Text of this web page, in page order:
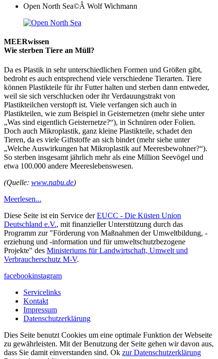
Open North Sea©Â Wolf Wichmann
MEERwissen
Wie sterben Tiere an Müll?
Da es Plastik in sehr unterschiedlichen Formen und Größen gibt,
bedroht es auch entsprechend viele verschiedene Tierarten. Tiere
können Plastikteile für ihr Futter halten und sterben dann entweder,
weil sie sich verschlucken oder ihr Verdauungstrakt von
Plastikteilchen verstopft ist. Viele verfangen sich auch in
Plastikteilen, wie zum Beispiel in Geisternetzen (mehr siehe unter
„Was sind eigentlich Geisternetze?“), in Schnüren oder Folien.
Doch auch Mikroplastik, ganz kleine Plastikteile, schadet den
Tieren, da es viele Giftstoffe an sich bindet (mehr siehe unter
„Welche Auswirkungen hat Mikroplastik auf Meeresbewohner?“).
So sterben insgesamt jährlich mehr als eine Million Seevögel und
etwa 100.000 andere Meereslebenswesen.
(Quelle: www.nabu.de)
Meerlesen...
Diese Seite ist ein Service derEUCC - Die Küsten Union
Deutschland e.V., mit finanzieller Unterstützung durch das
Programm zur "Förderung von Maßnahmen der Umweltbildung, -
erziehung und -information und für umweltschutzbezogene
Projekte" des Ministeriums für Landwirtschaft, Umwelt und
Verbraucherschutz M-V.
facebookinstagram
Servicelinks
Kontakt
Impressum
Datenschutzerklärung
Dies Seite benutzt Cookies um eine optimale Funktion der Webseite
zu gewährleisten. Mit der Benutzung der Seite gehen wir davon aus,
dass Sie damit einverstanden sind. Ok zur Datenschutzerklärung